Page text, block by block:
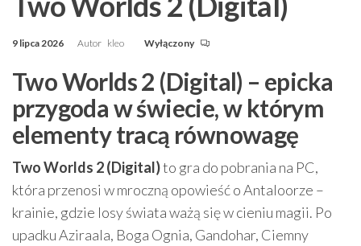
9 lipca 2026 Autor kleo Wyłączony
Two Worlds 2 (Digital) – epicka
przygoda w świecie, w którym
elementy tracą równowagę
Two Worlds 2 (Digital)to gra do pobrania na PC,
która przenosi w mroczną opowieść o Antaloorze –
krainie, gdzie losy świata ważą się w cieniu magii. Po
upadku Aziraala, Boga Ognia, Gandohar, Ciemny